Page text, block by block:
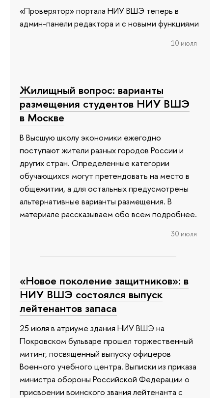
«Проверятор» портала НИУ ВШЭ теперь в
админ-панели редактора и с новыми функциями
10 июля
Жилищный вопрос: варианты
размещения студентов НИУ ВШЭ
в Москве
В Высшую школу экономики ежегодно
поступают жители разных городов России и
других стран. Определенные категории
обучающихся могут претендовать на место в
общежитии, а для остальных предусмотрены
альтернативные варианты размещения. В
материале рассказываем обо всем подробнее.
30 июля
«Новое поколение защитников»: в
НИУ ВШЭ состоялся выпуск
лейтенантов запаса
25 июля в атриуме здания НИУ ВШЭ на
Покровском бульваре прошел торжественный
митинг, посвященный выпуску офицеров
Военного учебного центра. Выписки из приказа
министра обороны Российской Федерации о
присвоении воинского звания лейтенанта с